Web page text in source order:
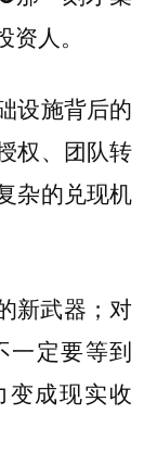
人。
设施背后的
权、团队转
杂的兑现机
新武器；对
一定要等到
变成现实收